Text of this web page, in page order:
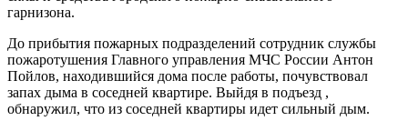
гарнизона.
До прибытия пожарных подразделений сотрудник службы
пожаротушения Главного управления МЧС России Антон
Пойлов, находившийся дома после работы, почувствовал
запах дыма в соседней квартире. Выйдя в подъезд ,
обнаружил, что из соседней квартиры идет сильный дым.